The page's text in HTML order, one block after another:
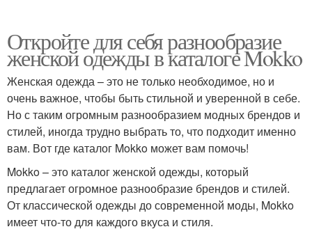
Откройте для себя разнообразие
женской одежды в каталоге Mokko
Женская одежда – это не только необходимое, но и
очень важное, чтобы быть стильной и уверенной в себе.
Но с таким огромным разнообразием модных брендов и
стилей, иногда трудно выбрать то, что подходит именно
вам. Вот где каталог Mokko может вам помочь!
Mokko – это каталог женской одежды, который
предлагает огромное разнообразие брендов и стилей.
От классической одежды до современной моды, Mokko
имеет что-то для каждого вкуса и стиля.